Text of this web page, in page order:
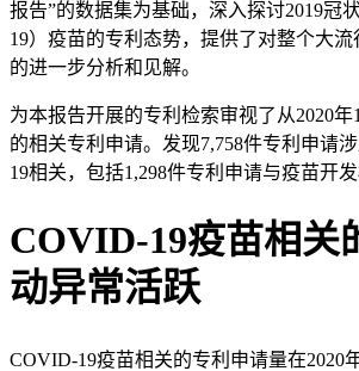
报告”的数据集为基础，深入探讨2019冠
19）疫苗的专利态势，提供了对整个大
的进一步分析和见解。
为本报告开展的专利检索审视了从2020年
的相关专利申请。发现7,758件专利申请
19相关，包括1,298件专利申请与疫苗开发
COVID-19疫苗相关
动异常活跃
COVID-19疫苗相关的专利申请量在2020